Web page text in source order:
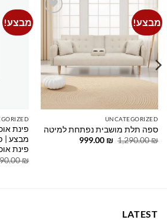
מבצע!
UNCATEGORIZED
ספה תלת מושבית נפתחת למיטה
1,290.00₪
המחיר
999.00 ₪
המחיר
מבצע!
פינת
₪
LATEST